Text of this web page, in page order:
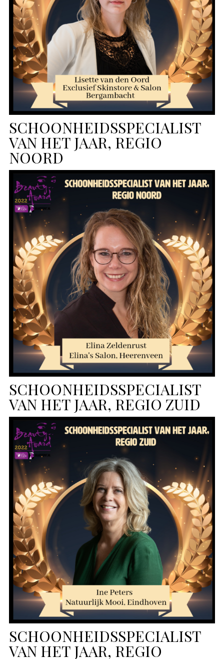
SCHOONHEIDSSPECIALIST
VAN HET JAAR, REGIO
NOORD
SCHOONHEIDSSPECIALIST
VAN HET JAAR, REGIO ZUID
SCHOONHEIDSSPECIALIST
VAN HET JAAR, REGIO